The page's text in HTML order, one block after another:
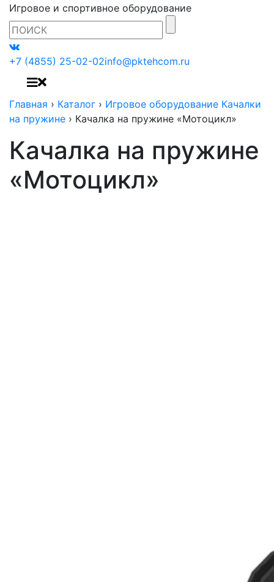
Игровое и спортивное оборудование
+7 (4855) 25-02-02info@pktehcom.ru
Главная › Каталог › Игровое оборудование Качалки
на пружине › Качалка на пружине «Мотоцикл»
Качалка на пружине
«Мотоцикл»